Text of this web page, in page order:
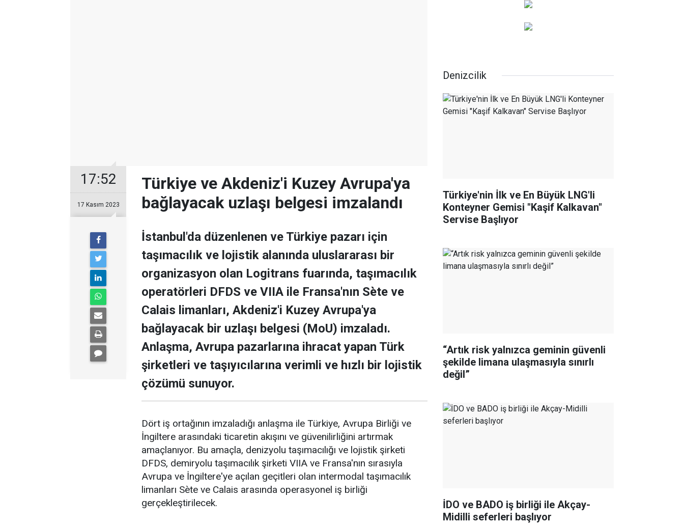
17:52
17 Kasım 2023
Türkiye ve Akdeniz'i Kuzey Avrupa'ya
bağlayacak uzlaşı belgesi imzalandı
İstanbul'da düzenlenen ve Türkiye pazarı için
taşımacılık ve lojistik alanında uluslararası bir
organizasyon olan Logitrans fuarında, taşımacılık
operatörleri DFDS ve VIIA ile Fransa'nın Sète ve
Calais limanları, Akdeniz'i Kuzey Avrupa'ya
bağlayacak bir uzlaşı belgesi (MoU) imzaladı.
Anlaşma, Avrupa pazarlarına ihracat yapan Türk
şirketleri ve taşıyıcılarına verimli ve hızlı bir lojistik
çözümü sunuyor.
Dört iş ortağının imzaladığı anlaşma ile Türkiye, Avrupa Birliği ve
İngiltere arasındaki ticaretin akışını ve güvenilirliğini artırmak
amaçlanıyor. Bu amaçla, denizyolu taşımacılığı ve lojistik şirketi
DFDS, demiryolu taşımacılık şirketi VIIA ve Fransa'nın sırasıyla
Avrupa ve İngiltere'ye açılan geçitleri olan intermodal taşımacılık
limanları Sète ve Calais arasında operasyonel iş birliği
gerçekleştirilecek.
Denizcilik
Türkiye'nin İlk ve En Büyük LNG'li
Konteyner Gemisi "Kaşif Kalkavan"
Servise Başlıyor
“Artık risk yalnızca geminin güvenli
şekilde limana ulaşmasıyla sınırlı
değil”
İDO ve BADO iş birliği ile Akçay-
Midilli seferleri başlıyor